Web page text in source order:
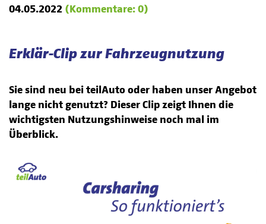
04.05.2022 (Kommentare: 0)
Erklär-Clip zur Fahrzeugnutzung
Sie sind neu bei teilAuto oder haben unser Angebot
lange nicht genutzt? Dieser Clip zeigt Ihnen die
wichtigsten Nutzungshinweise noch mal im
Überblick.